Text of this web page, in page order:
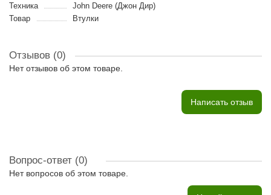
Техника
John Deere (Джон Дир)
Товар
Втулки
Отзывов (0)
Нет отзывов об этом товаре.
Написать отзыв
Вопрос-ответ (0)
Нет вопросов об этом товаре.